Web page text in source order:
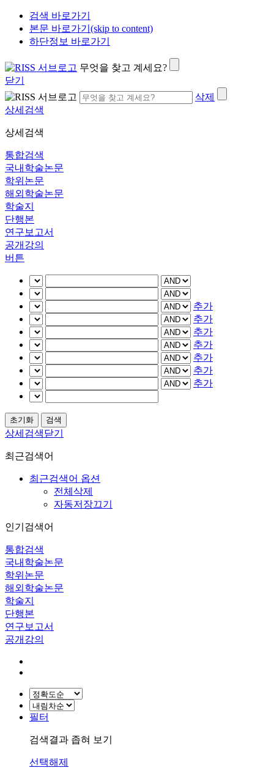
검색 바로가기
본문 바로가기(skip to content)
하단정보 바로가기
무엇을 찾고 계세요?
닫기
삭제
상세검색
상세검색
통합검색
국내학술논문
학위논문
해외학술논문
학술지
단행본
연구보고서
공개강의
버튼
추가
추가
추가
추가
추가
추가
추가
상세검색닫기
최근검색어
최근검색어 옵션
전체삭제
자동저장끄기
인기검색어
통합검색
국내학술논문
학위논문
해외학술논문
학술지
단행본
연구보고서
공개강의
필터
검색결과 좁혀 보기
선택해제